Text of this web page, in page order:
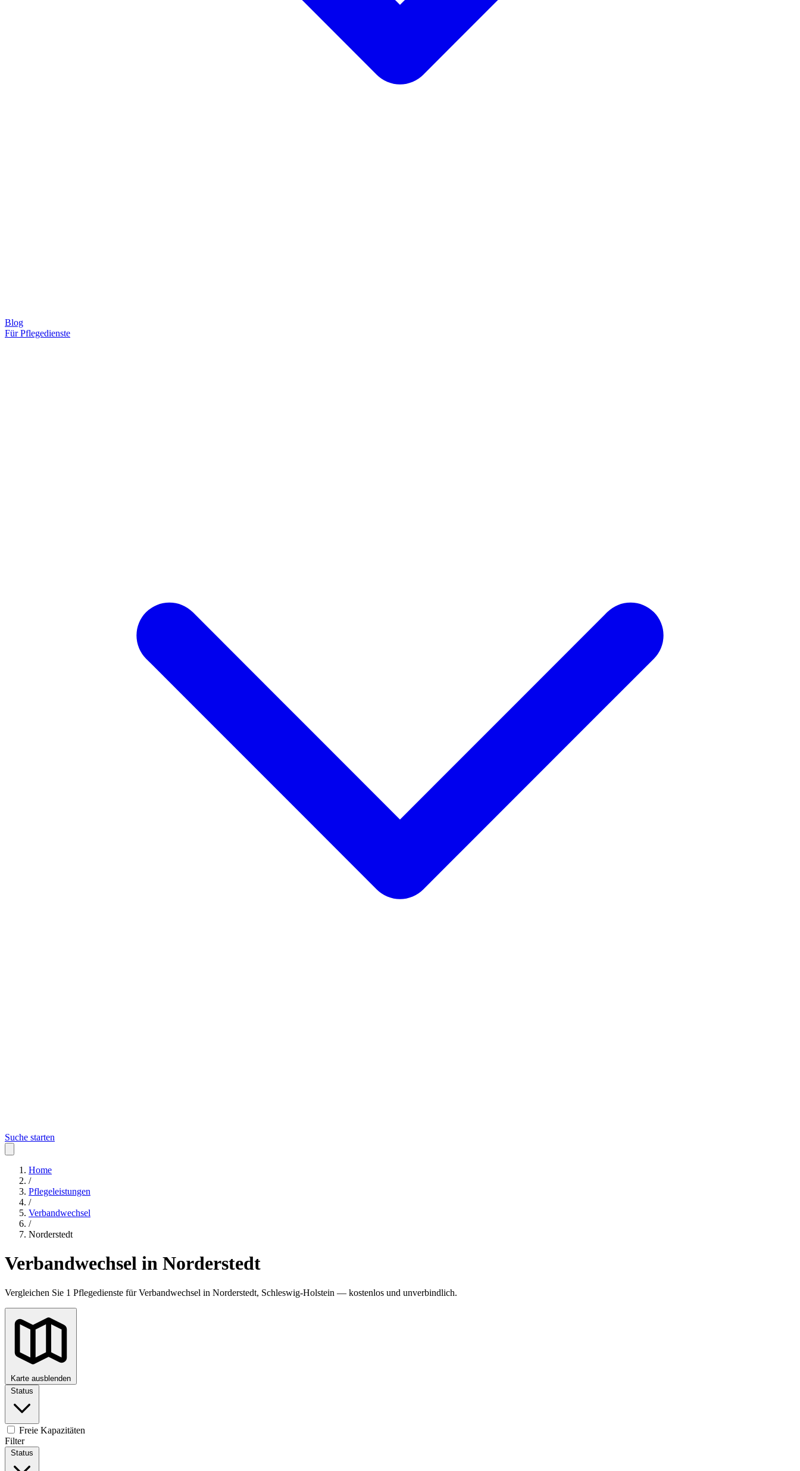
Blog
Für Pflegedienste
Suche starten
Home
/
Pflegeleistungen
/
Verbandwechsel
/
Norderstedt
Verbandwechsel in Norderstedt
Vergleichen Sie 1 Pflegedienste für Verbandwechsel in Norderstedt, Schleswig-Holstein — kostenlos und unverbindlich.
Karte ausblenden
Status
Freie Kapazitäten
Filter
Status